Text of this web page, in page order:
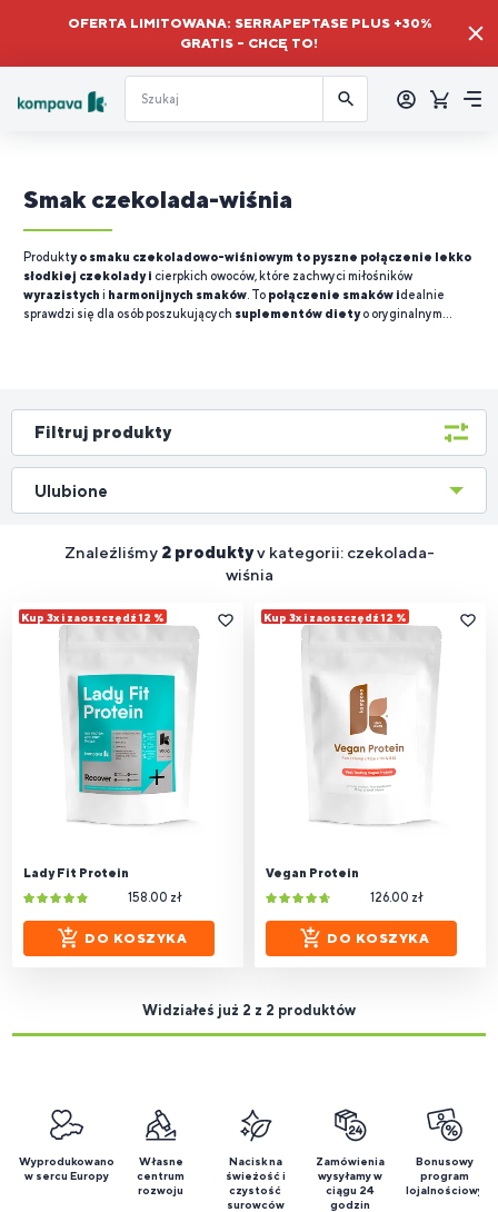
OFERTA LIMITOWANA: SERRAPEPTASE PLUS +30%
GRATIS – CHCĘ TO!
się
Koszyk
Smak czekolada-wiśnia
Produkty o smaku czekoladowo-wiśniowym to pyszne połączenie lekko
słodkiej czekolady i cierpkich owoców, które zachwyci miłośników
wyrazistych i harmonijnych smaków . To połączenie smaków idealnie
sprawdzi się dla osób poszukujących suplementów dietyo oryginalnym
Filtruj produkty
Znaleźliśmy 2 produktyv kategorii: czekolada-
wiśnia
Ulubione
Kup 3x i zaoszczędź 12 %
Lady Fit Protein
158.00 zł
DO KOSZYKA
Kup 3x i zaoszczędź 12 %
Vegan Protein
126.00 zł
DO KOSZYKA
Widziałeś już 2 z 2 produktów
Wyprodukowano
w sercu Europy
Własne
centrum
rozwoju
Nacisk na
świeżość i
czystość
surowców
Zamówienia
wysyłamy w
ciągu 24
godzin
Bonusowy
program
lojalnościowy